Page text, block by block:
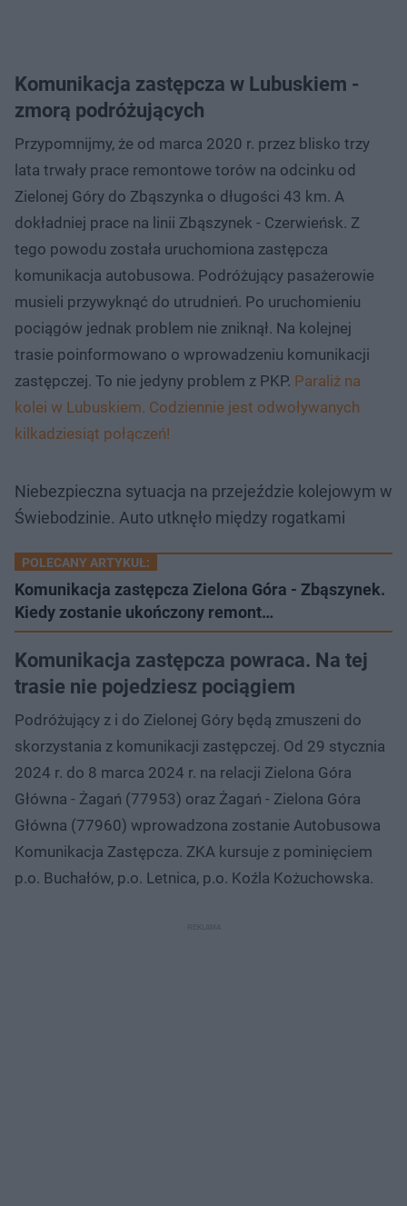
Komunikacja zastępcza w Lubuskiem -
zmorą podróżujących
Przypomnijmy, że od marca 2020 r. przez blisko trzy
lata trwały prace remontowe torów na odcinku od
Zielonej Góry do Zbąszynka o długości 43 km. A
dokładniej prace na linii Zbąszynek - Czerwieńsk. Z
tego powodu została uruchomiona zastępcza
komunikacja autobusowa. Podróżujący pasażerowie
musieli przywyknąć do utrudnień. Po uruchomieniu
pociągów jednak problem nie zniknął. Na kolejnej
trasie poinformowano o wprowadzeniu komunikacji
zastępczej. To nie jedyny problem z PKP. Paraliż na
kolei w Lubuskiem. Codziennie jest odwoływanych
kilkadziesiąt połączeń!
Niebezpieczna sytuacja na przejeździe kolejowym w
Świebodzinie. Auto utknęło między rogatkami
POLECANY ARTYKUŁ:
Komunikacja zastępcza Zielona Góra - Zbąszynek.
Kiedy zostanie ukończony remont…
Komunikacja zastępcza powraca. Na tej
trasie nie pojedziesz pociągiem
Podróżujący z i do Zielonej Góry będą zmuszeni do
skorzystania z komunikacji zastępczej. Od 29 stycznia
2024 r. do 8 marca 2024 r. na relacji Zielona Góra
Główna - Żagań (77953) oraz Żagań - Zielona Góra
Główna (77960) wprowadzona zostanie Autobusowa
Komunikacja Zastępcza. ZKA kursuje z pominięciem
p.o. Buchałów, p.o. Letnica, p.o. Koźla Kożuchowska.